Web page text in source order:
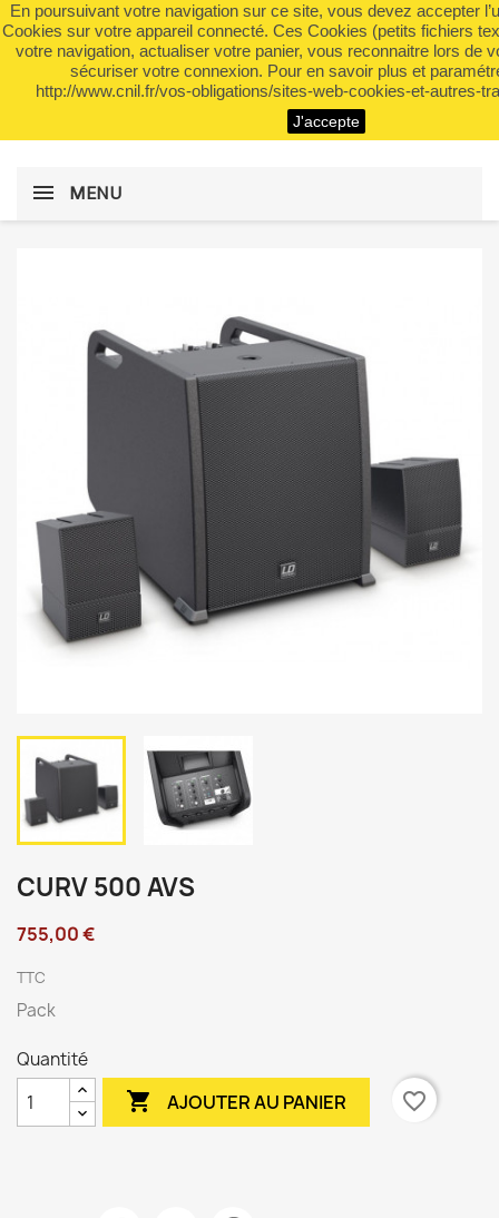
En poursuivant votre navigation sur ce site, vous devez accepter
Cookies sur votre appareil connecté. Ces Cookies (petits fichiers
votre navigation, actualiser votre panier, vous reconnaitre lors de
sécuriser votre connexion. Pour en savoir plus et
http://www.cnil.fr/vos-obligations/sites-web-cookies-et-autres-
J'accepte
 shopping_cart(0)

search
MENU
CURV 500 AVS
755,00 €
TTC
Pack
Quantité
 AJOUTER AU PANIER favorite_border